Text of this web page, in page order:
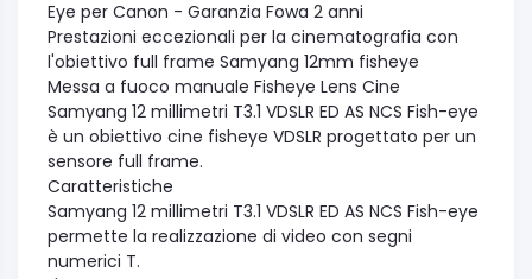
Eye per Canon - Garanzia Fowa 2 anni
Prestazioni eccezionali per la cinematografia con
l'obiettivo full frame Samyang 12mm fisheye
Messa a fuoco manuale Fisheye Lens Cine
Samyang 12 millimetri T3.1 VDSLR ED AS NCS Fish-eye
è un obiettivo cine fisheye VDSLR progettato per un
sensore full frame.
Caratteristiche
Samyang 12 millimetri T3.1 VDSLR ED AS NCS Fish-eye
permette la realizzazione di video con segni
numerici T.